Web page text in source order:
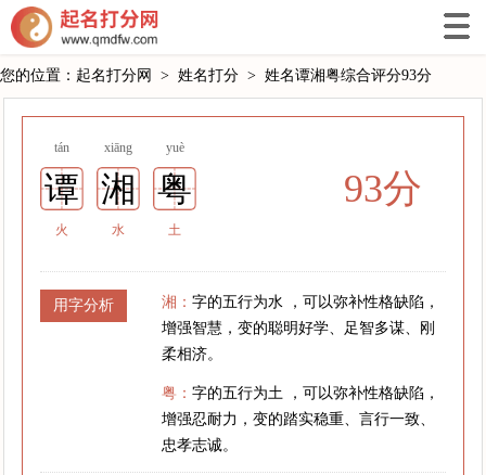
您的位置： 起名打分网 > 姓名打分 > 姓名谭湘粤综合评分93分
tán xiāng yuè
谭 湘 粤
火 水 土
93分
用字分析 湘：字的五行为水 ，可以弥补性格缺陷，
增强智慧，变的聪明好学、足智多谋、刚
柔相济。
粤：字的五行为土 ，可以弥补性格缺陷，
增强忍耐力，变的踏实稳重、言行一致、
忠孝志诚。